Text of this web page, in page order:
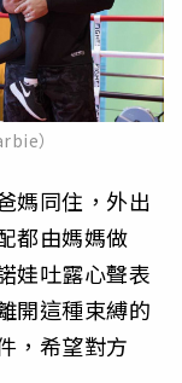
）
媽同住，外出
都由媽媽做
娃吐露心聲表
開這種束縛的
，希望對方